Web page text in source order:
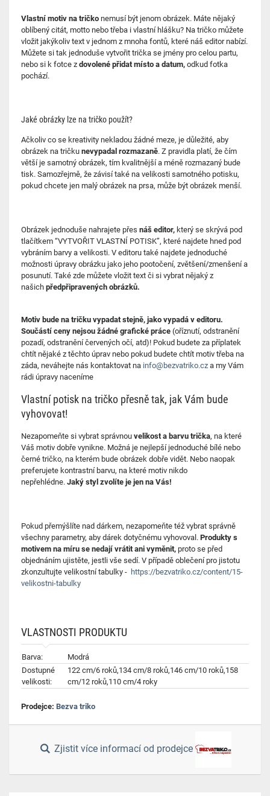
Vlastní motiv na tričko nemusí být jenom obrázek. Máte nějaký
oblíbený citát, motto nebo třeba i vlastní hlášku? Na tričko můžete
vložit jakýkoliv text v jednom z mnoha fontů, které náš editor nabízí.
Můžete si tak jednoduše vytvořit trička se jmény pro celou partu,
nebo si k fotce z dovolené přidat místo a datum, odkud fotka
pochází.
Jaké obrázky lze na tričko použít?
Ačkoliv co se kreativity nekladou žádné meze, je důležité, aby
obrázek na tričku nevypadal rozmazaně. Z pravidla platí, že čím
větší je samotný obrázek, tím kvalitnější a méně rozmazaný bude
tisk. Samozřejmě, že závisí také na velikosti samotného potisku,
pokud chcete jen malý obrázek na prsa, může být obrázek menší.
Obrázek jednoduše nahrajete přes náš editor, který se skrývá pod
tlačítkem “VYTVOŘIT VLASTNÍ POTISK”, které najdete hned pod
vybráním barvy a velikosti. V editoru také najdete jednoduché
možnosti úpravy obrázku jako jeho pootočení, zvětšení/zmenšení a
posunutí. Také zde můžete vložit text či si vybrat nějaký z
našich předpřipravených obrázků.
Motiv bude na tričku vypadat stejně, jako vypadá v editoru.
Součástí ceny nejsou žádné grafické práce (oříznutí, odstranění
pozadí, odstranění červených očí, atd)! Pokud budete za příplatek
chtít nějaké z těchto úprav nebo pokud budete chtít motiv třeba na
záda, neváhejte nás kontaktovat na info@bezvatriko.cz a my Vám
rádi úpravy naceníme
Vlastní potisk na tričko přesně tak, jak Vám bude
vyhovovat!
Nezapomeňte si vybrat správnou velikost a barvu trička, na které
Váš motiv dobře vynikne. Možná je nejlepší jednoduché bílé nebo
černé tričko, na kterém bude obrázek dobře vidět. Nebo naopak
preferujete kontrastní barvu, na které motiv nikdo
nepřehlédne. Jaký styl zvolíte je jen na Vás!
Pokud přemýšlíte nad dárkem, nezapomeňte též vybrat správně
všechny parametry, aby dárek dotyčnému vyhovoval. Produkty s
motivem na míru se nedají vrátit ani vyměnit, proto se před
objednáním ujistěte, jestli vše sedí. V případě oblečení pro jistotu
zkonzultujte velikostní tabulky - https://bezvatriko.cz/content/15-
velikostni-tabulky
VLASTNOSTI PRODUKTU
Barva:
Modrá
Dostupné
velikosti:
122 cm/6 roků,134 cm/8 roků,146 cm/10 roků,158
cm/12 roků,110 cm/4 roky
Prodejce: Bezva triko
Zjistit více informací od prodejce